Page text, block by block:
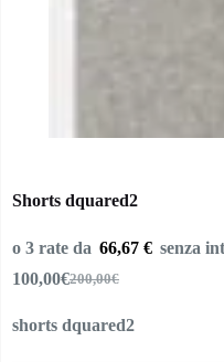
Shorts dquared2
66,67 €
200,00€
Il
originale
100,00€Il
attuale
shorts dquared2